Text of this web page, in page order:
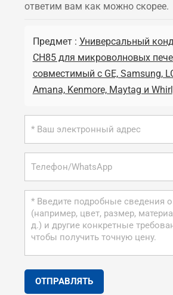
ответим вам как можно скорее.
Предмет : Универсальный
CH85 для микроволновых
совместимый с GE, Samsung,
Amana, Kenmore, Maytag и
ОТПРАВЛЯТЬ